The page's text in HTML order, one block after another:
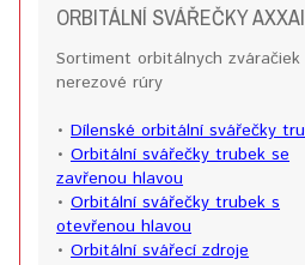
ORBITÁLNÍ SVÁŘEČKY
Sortiment orbitálnych zváračiek
nerezové rúry
•Dílenské orbitální svářečky
•Orbitální svářečky trubek se
zavřenou hlavou
•Orbitální svářečky trubek s
otevřenou hlavou
•Orbitální svářecí zdroje